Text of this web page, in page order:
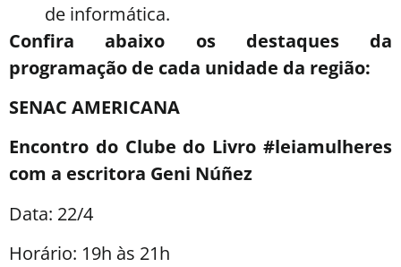
de informática.
Confira abaixo os destaques da
programação de cada unidade da região:
SENAC AMERICANA
Encontro do Clube do Livro #leiamulheres
com a escritora Geni Núñez
Data: 22/4
Horário: 19h às 21h